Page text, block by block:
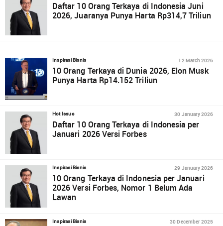
Daftar 10 Orang Terkaya di Indonesia Juni
2026, Juaranya Punya Harta Rp314,7 Triliun
Inspirasi Bisnis 12 March 2026
10 Orang Terkaya di Dunia 2026, Elon Musk
Punya Harta Rp14.152 Triliun
Hot Issue 30 January 2026
Daftar 10 Orang Terkaya di Indonesia per
Januari 2026 Versi Forbes
Inspirasi Bisnis 29 January 2026
10 Orang Terkaya di Indonesia per Januari
2026 Versi Forbes, Nomor 1 Belum Ada
Lawan
Inspirasi Bisnis 30 December 2025